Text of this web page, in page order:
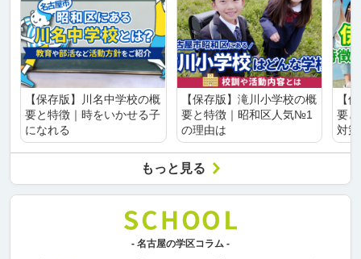
【保存版】川名中学校の概
要と特徴｜時をいかせる子
になれる
【保存版】滝川小学校の概
要と特徴｜昭和区人気№1
の理由は
【
要
対
もっと見る
- 名古屋の学区コラム -